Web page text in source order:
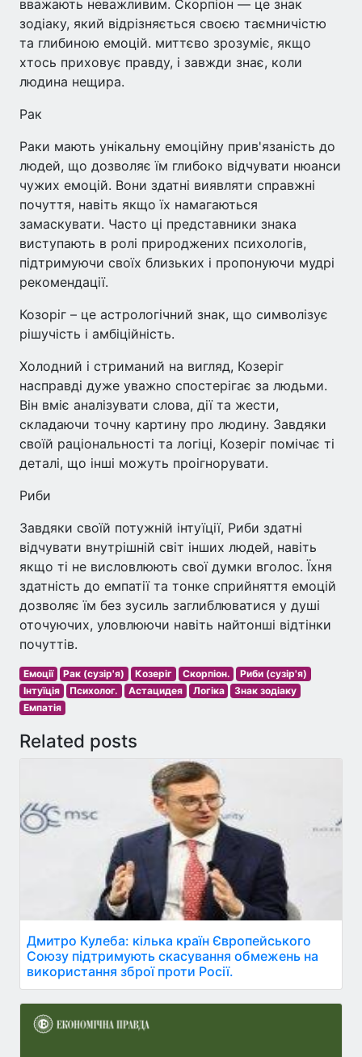
вважають неважливим. Скорпіон — це знак
зодіаку, який відрізняється своєю таємничістю
та глибиною емоцій. миттєво зрозуміє, якщо
хтось приховує правду, і завжди знає, коли
людина нещира.
Рак
Раки мають унікальну емоційну прив'язаність до
людей, що дозволяє їм глибоко відчувати нюанси
чужих емоцій. Вони здатні виявляти справжні
почуття, навіть якщо їх намагаються
замаскувати. Часто ці представники знака
виступають в ролі природжених психологів,
підтримуючи своїх близьких і пропонуючи мудрі
рекомендації.
Козоріг – це астрологічний знак, що символізує
рішучість і амбіційність.
Холодний і стриманий на вигляд, Козеріг
насправді дуже уважно спостерігає за людьми.
Він вміє аналізувати слова, дії та жести,
складаючи точну картину про людину. Завдяки
своїй раціональності та логіці, Козеріг помічає ті
деталі, що інші можуть проігнорувати.
Риби
Завдяки своїй потужній інтуїції, Риби здатні
відчувати внутрішній світ інших людей, навіть
якщо ті не висловлюють свої думки вголос. Їхня
здатність до емпатії та тонке сприйняття емоцій
дозволяє їм без зусиль заглиблюватися у душі
оточуючих, уловлюючи навіть найтонші відтінки
почуттів.
Емоції Рак (сузір'я) Козеріг Скорпіон.
Риби (сузір'я)
Інтуїція
Психолог. Астацидея Логіка
Знак зодіаку
Емпатія
Related posts
Дмитро Кулеба: кілька країн Європейського
Союзу підтримують скасування обмежень на
використання зброї проти Росії.